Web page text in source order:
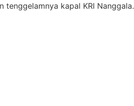
tenggelamnya kapal KRI Nanggala.